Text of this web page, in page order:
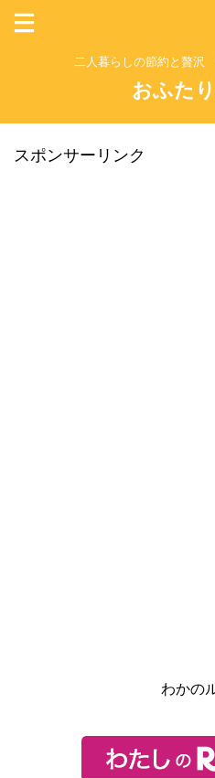
二人暮らしの節約と贅
おふた
スポンサーリンク
わかの